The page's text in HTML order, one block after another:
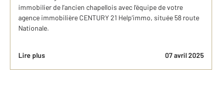
immobilier de l’ancien chapellois avec l’équipe de votre
agence immobilière CENTURY 21 Help’immo, située 58 route
Nationale.
Lire plus 07 avril 2025